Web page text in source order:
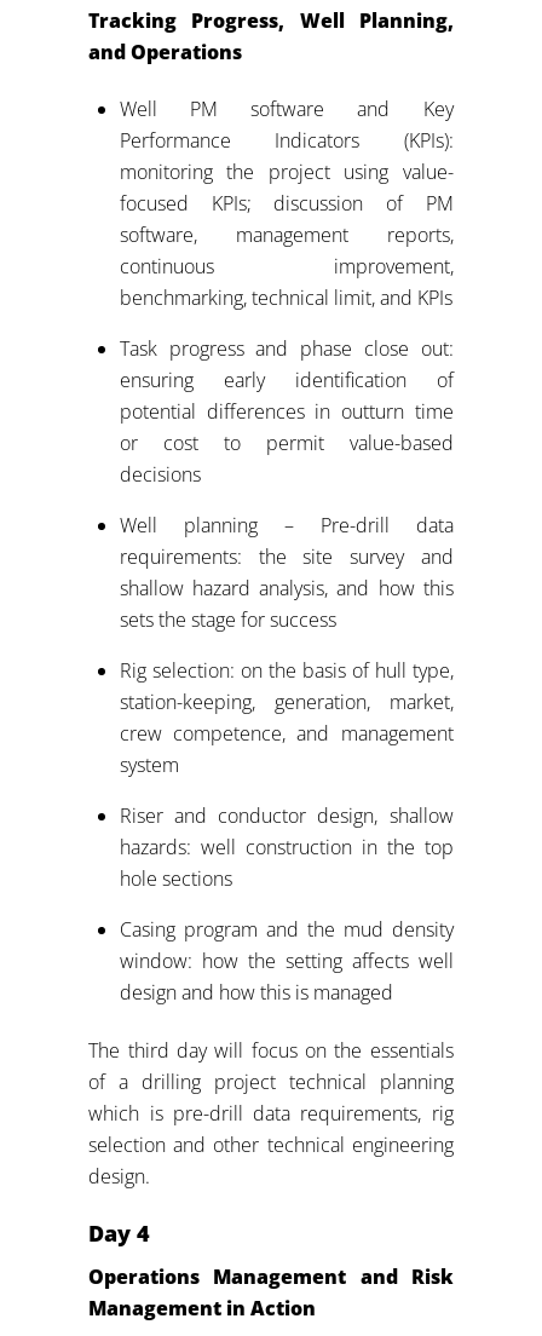
Tracking Progress, Well Planning,
and Operations
Well PM software and Key
Performance Indicators (KPIs):
monitoring the project using value-
focused KPIs; discussion of PM
software, management reports,
continuous improvement,
benchmarking, technical limit, and KPIs
Task progress and phase close out:
ensuring early identification of
potential differences in outturn time
or cost to permit value-based
decisions
Well planning – Pre-drill data
requirements: the site survey and
shallow hazard analysis, and how this
sets the stage for success
Rig selection: on the basis of hull type,
station-keeping, generation, market,
crew competence, and management
system
Riser and conductor design, shallow
hazards: well construction in the top
hole sections
Casing program and the mud density
window: how the setting affects well
design and how this is managed
The third day will focus on the essentials
of a drilling project technical planning
which is pre-drill data requirements, rig
selection and other technical engineering
design.
Day 4
Operations Management and Risk
Management in Action